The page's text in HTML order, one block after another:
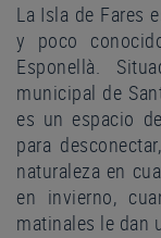
La Isla de Fares
y poco
Esponellà.
municipal de
es un espacio
para
naturaleza en
en invierno,
matinales le dan